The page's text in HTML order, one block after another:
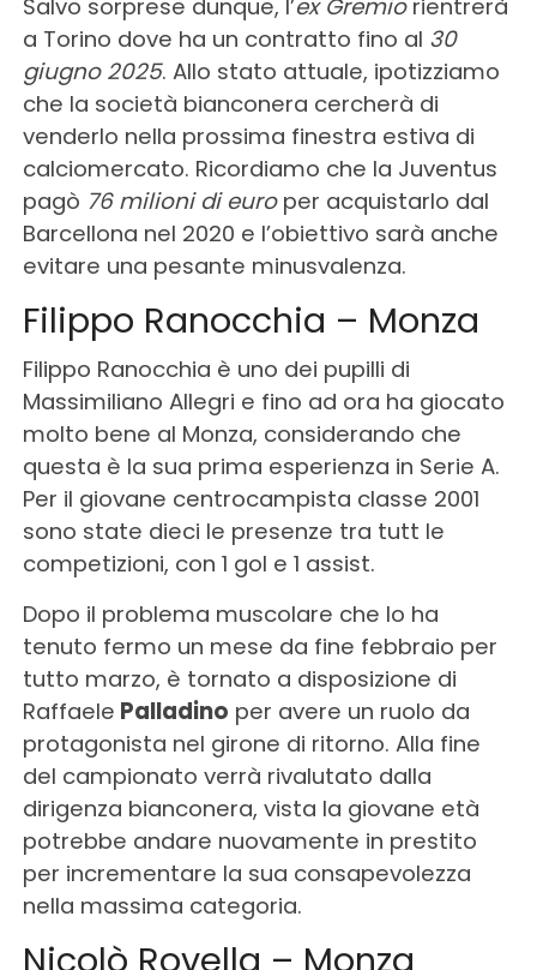
Salvo sorprese dunque, l’ex Gremiorientrerà
a Torino dove ha un contratto fino al 30
giugno 2025. Allo stato attuale, ipotizziamo
che la società bianconera cercherà di
venderlo nella prossima finestra estiva di
calciomercato. Ricordiamo che la Juventus
pagò 76 milioni di europer acquistarlo dal
Barcellona nel 2020 e l’obiettivo sarà anche
evitare una pesante minusvalenza.
Filippo Ranocchia – Monza
Filippo Ranocchia è uno dei pupilli di
Massimiliano Allegri e fino ad ora ha giocato
molto bene al Monza, considerando che
questa è la sua prima esperienza in Serie A.
Per il giovane centrocampista classe 2001
sono state dieci le presenze tra tutt le
competizioni, con 1 gol e 1 assist.
Dopo il problema muscolare che lo ha
tenuto fermo un mese da fine febbraio per
tutto marzo, è tornato a disposizione di
Raffaele Palladino per avere un ruolo da
protagonista nel girone di ritorno. Alla fine
del campionato verrà rivalutato dalla
dirigenza bianconera, vista la giovane età
potrebbe andare nuovamente in prestito
per incrementare la sua consapevolezza
nella massima categoria.
Nicolò Rovella – Monza